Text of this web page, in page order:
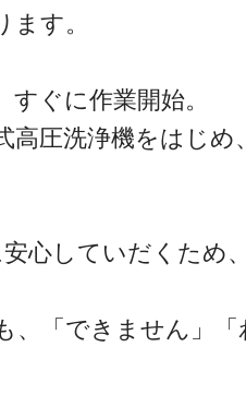
す。
ぐに作業開始。
高圧洗浄機をはじめ
心していだくため
、「できません」